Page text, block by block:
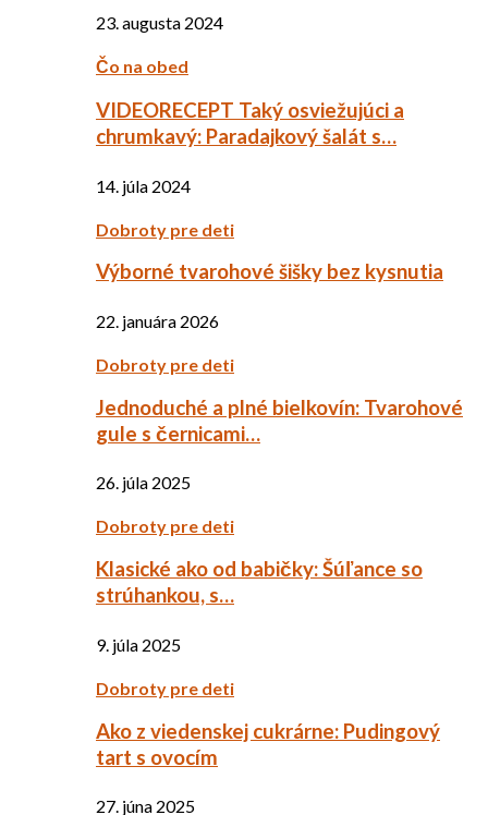
23. augusta 2024
Čo na obed
VIDEORECEPT Taký osviežujúci a
chrumkavý: Paradajkový šalát s…
14. júla 2024
Dobroty pre deti
Výborné tvarohové šišky bez kysnutia
22. januára 2026
Dobroty pre deti
Jednoduché a plné bielkovín: Tvarohové
gule s černicami…
26. júla 2025
Dobroty pre deti
Klasické ako od babičky: Šúľance so
strúhankou, s…
9. júla 2025
Dobroty pre deti
Ako z viedenskej cukrárne: Pudingový
tart s ovocím
27. júna 2025